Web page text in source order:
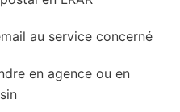
au service concerné
en agence ou en